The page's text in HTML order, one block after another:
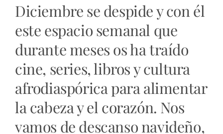
Diciembre se despide y con él
este espacio semanal que
durante meses os ha traído
cine, series, libros y cultura
afrodiaspórica para alimentar
la cabeza y el corazón. Nos
vamos de descanso navideño,